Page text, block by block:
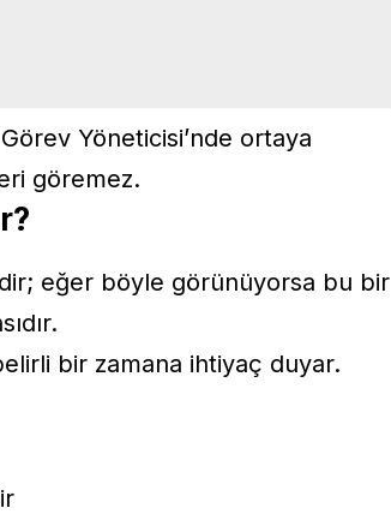
Yöneticisi’nde ortaya
göremez.
eğer böyle görünüyorsa bu bir
bir zamana ihtiyaç duyar.